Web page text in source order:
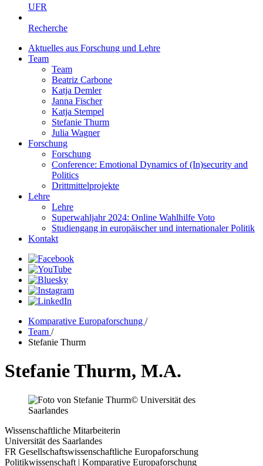
UFR
Recherche
Aktuelles aus Forschung und Lehre
Team
Team
Beatriz Carbone
Katja Demler
Janna Fischer
Katja Stempel
Stefanie Thurm
Julia Wagner
Forschung
Forschung
Conference: Emotional Dynamics of (In)security and
Politics
Drittmittelprojekte
Lehre
Lehre
Superwahljahr 2024: Online Wahlhilfe Voto
Studiengang in europäischer und internationaler Politik
Kontakt
Komparative Europaforschung /
Team /
Stefanie Thurm
Stefanie Thurm, M.A.
© Universität des
Saarlandes
Wissenschaftliche Mitarbeiterin
Universität des Saarlandes
FR Gesellschaftswissenschaftliche Europaforschung
Politikwissenschaft | Komparative Europaforschung